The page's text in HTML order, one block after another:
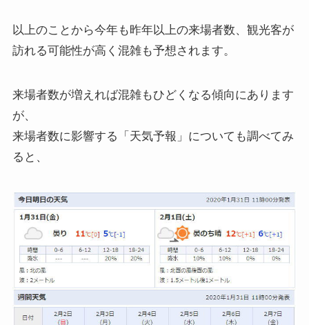
以上のことから今年も昨年以上の来場者数、観光客が
訪れる可能性が高く混雑も予想されます。
来場者数が増えれば混雑もひどくなる傾向にあります
が、
来場者数に影響する「天気予報」についても調べてみ
ると、